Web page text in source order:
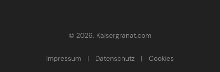
© 2026, Kaisergranat.com
Impressum | Datenschutz | Cookies